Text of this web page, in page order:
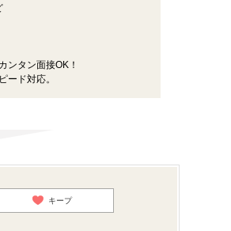
ンタン面接OK！
ード対応。
キープ